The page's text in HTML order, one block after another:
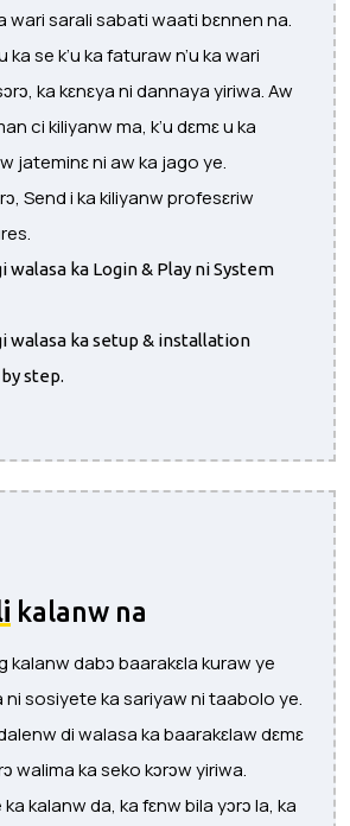
wari sarali sabati waati bɛnnen na.
ka se k’u ka faturaw n’u ka wari
ka kɛnɛya ni dannaya yiriwa. Aw
ci kiliyanw ma, k’u dɛmɛ u ka
jateminɛ ni aw ka jago ye.
Send i ka kiliyanw profesɛriw
walasa ka Login & Play ni System
walasa ka setup & installation
step.
kalanw na
kalanw dabɔ baarakɛla kuraw ye
ni sosiyete ka sariyaw ni taabolo ye.
di walasa ka baarakɛlaw dɛmɛ
walima ka seko kɔrɔw yiriwa.
kalanw da, ka fɛnw bila yɔrɔ la, ka